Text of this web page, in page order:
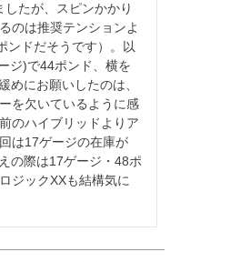
たが、スピンかかり
のは推奨テンションよ
ンドだそうです）。以
ジ)で44ポンド、横を
にお願いしたのは、
を欠いているように感
のハイブリッドよりア
は17ゲージの在庫が
の際は17ゲージ・48ポ
ジックXXも結構気に